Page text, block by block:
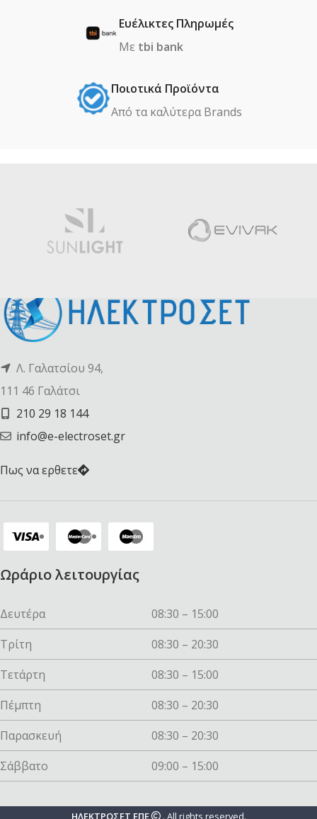
Ευέλικτες Πληρωμές
Με tbi bank
Ποιοτικά Προϊόντα
Από τα καλύτερα Βrands
Λ. Γαλατσίου 94,
111 46 Γαλάτσι
210 29 18 144
info@e-electroset.gr
Πως να ερθετε
Ωράριο λειτουργίας
Δευτέρα
08:30 – 15:00
Τρίτη
08:30 – 20:30
Τετάρτη
08:30 – 15:00
Πέμπτη
08:30 – 20:30
Παρασκευή
08:30 – 20:30
Σάββατο
09:00 – 15:00
ΗΛΕΚΤΡΟΣΕΤ ΕΠΕ . All rights reserved.